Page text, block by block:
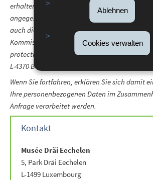
Ablehnen
Cookies verwalten
erhalten möchten, wenden Sie sich bitte
angegebenen Kontaktdaten an die
auch die Möglichkeit, eine Beschwerde bei der
Kommission für den Datenschutz (
protection des données- CNPD) mit Sitz in 15,
L-4370 Belvaux einzureichen.
Wenn Sie fortfahren, erklären Sie sich damit
Ihre personenbezogenen Daten im
Anfrage verarbeitet werden.
Kontakt
Musée Dräi Eechelen
5, Park Dräi Eechelen
L-1499 Luxembourg